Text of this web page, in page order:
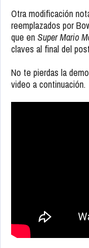
Otra modificación
reemplazados por
que en Super Mario
claves al final del
No te pierdas la
video a continuación.